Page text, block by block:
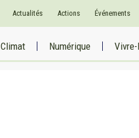
Actualités Actions Événements
Climat Numérique